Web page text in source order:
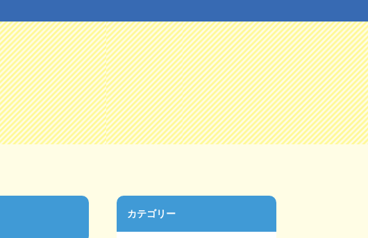
カテゴリー